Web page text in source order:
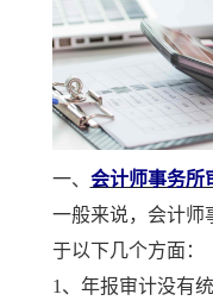
一、 会计师事务所
一般来说，会计师
于以下几个方面：
1、年报审计没有